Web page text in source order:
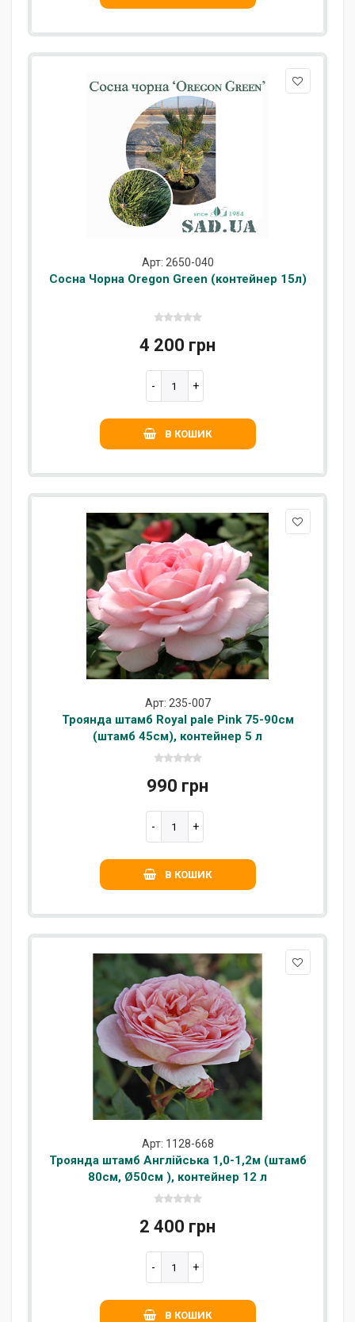
Арт: 2650-040
Сосна Чорна Oregon Green (контейнер 15л)
4 200 грн
В КОШИК
Арт: 235-007
Троянда штамб Royal pale Pink 75-90см
(штамб 45см), контейнер 5 л
990 грн
В КОШИК
Арт: 1128-668
Троянда штамб Англійська 1,0-1,2м (штамб
80см, Ø50см ), контейнер 12 л
2 400 грн
В КОШИК